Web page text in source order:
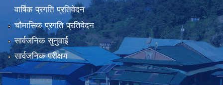
वार्षिक प्रगति प्रतिवेदन
चौमासिक प्रगति प्रतिवेदन
सार्वजनिक सुनुवाई
सार्वजनिक परीक्षण